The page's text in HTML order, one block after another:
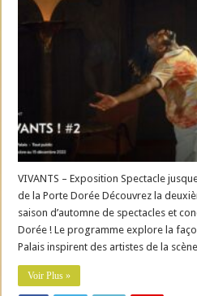
VIVANTS – Exposition Spectacle
de la Porte Dorée Découvrez la
saison d’automne de spectacles et
Dorée ! Le programme explore la
Palais inspirent des artistes de la
Voir Plus »